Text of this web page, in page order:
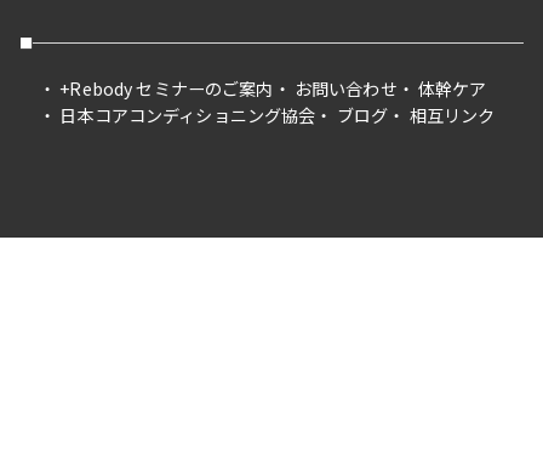
+Rebody セミナーのご案内 お問い合わせ
体幹ケア
日本コアコンディショニング協会
ブログ 相互リンク